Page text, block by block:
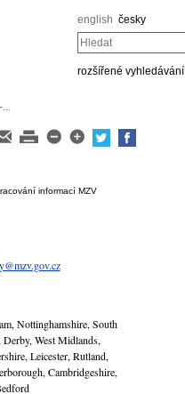
english česky
Hledat
rozšířené vyhledávání
...
informací MZV
Nottinghamshire, South
West Midlands,
Leicester, Rutland,
Cambridgeshire,